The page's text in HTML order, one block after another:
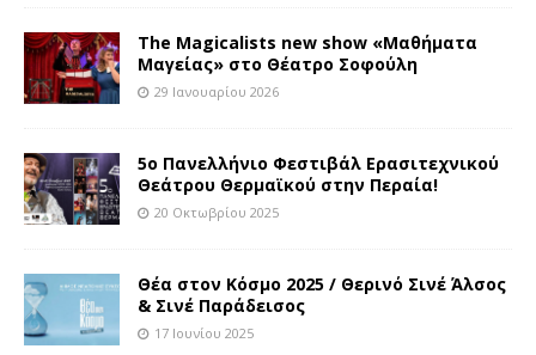
The Magicalists new show «Μαθήματα
Μαγείας» στο Θέατρο Σοφούλη
29 Ιανουαρίου 2026
5ο Πανελλήνιο Φεστιβάλ Ερασιτεχνικού
Θεάτρου Θερμαϊκού στην Περαία!
20 Οκτωβρίου 2025
Θέα στον Κόσμο 2025 / Θερινό Σινέ Άλσος
& Σινέ Παράδεισος
17 Ιουνίου 2025